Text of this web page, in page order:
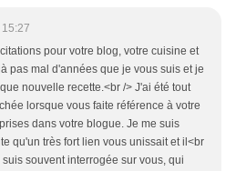
pour votre blog, votre cuisine et
pas mal d'années que je vous suis et je
nouvelle recette.<br /> J'ai été tout
lorsque vous faite référence à votre
dans votre blogue. Je me suis
qu'un très fort lien vous unissait et il<br
souvent interrogée sur vous, qui